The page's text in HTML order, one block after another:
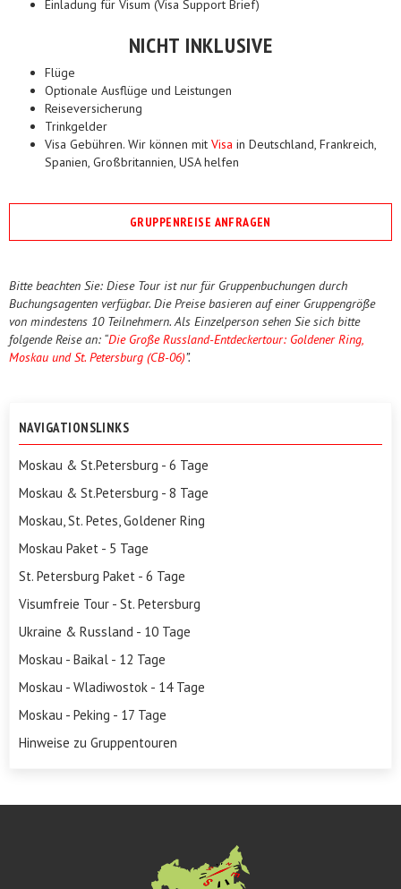
Einladung für Visum (Visa Support Brief)
NICHT INKLUSIVE
Flüge
Optionale Ausflüge und Leistungen
Reiseversicherung
Trinkgelder
Visa Gebühren. Wir können mit Visa in Deutschland, Frankreich,
Spanien, Großbritannien, USA helfen
GRUPPENREISE ANFRAGEN
Bitte beachten Sie: Diese Tour ist nur für Gruppenbuchungen durch
Buchungsagenten verfügbar. Die Preise basieren auf einer Gruppengröße
von mindestens 10 Teilnehmern. Als Einzelperson sehen Sie sich bitte
folgende Reise an: “Die Große Russland-Entdeckertour: Goldener Ring,
Moskau und St. Petersburg (CB-06)”.
NAVIGATIONSLINKS
Moskau & St.Petersburg - 6 Tage
Moskau & St.Petersburg - 8 Tage
Moskau, St. Petes, Goldener Ring
Moskau Paket - 5 Tage
St. Petersburg Paket - 6 Tage
Visumfreie Tour - St. Petersburg
Ukraine & Russland - 10 Tage
Moskau - Baikal - 12 Tage
Moskau - Wladiwostok - 14 Tage
Moskau - Peking - 17 Tage
Hinweise zu Gruppentouren